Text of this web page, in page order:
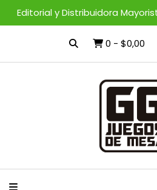
Editorial y Distribuidora
0 - $0,00